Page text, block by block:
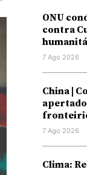
ONU
contra
7 Ago 2026
China |
7 Ago 2026
Clima: